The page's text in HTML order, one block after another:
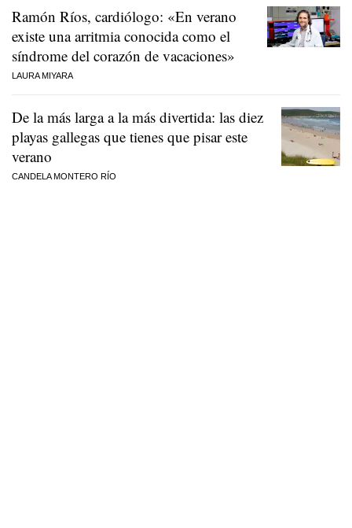
Ramón Ríos, cardiólogo: «En verano
existe una arritmia conocida como el
síndrome del corazón de vacaciones»
LAURA MIYARA
De la más larga a la más divertida: las diez
playas gallegas que tienes que pisar este
verano
CANDELA MONTERO RÍO